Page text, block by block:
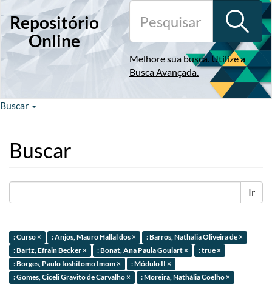
Repositório
Online
Melhore sua busca. Utilize a
Busca Avançada.
Buscar
Buscar
Ir
: Curso × : Anjos, Mauro Hallal dos ×
: Barros, Nathalia Oliveira de ×
: Bartz, Efrain Becker ×
: Bonat, Ana Paula Goulart ×
: true ×
: Borges, Paulo Ioshitomo Imom ×
: Módulo II ×
: Gomes, Ciceli Gravito de Carvalho ×
: Moreira, Nathália Coelho ×